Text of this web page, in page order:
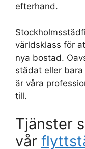
efterhand.
världsklass för
nya bostad.
städat eller
är våra
till.
Tjänster
vår